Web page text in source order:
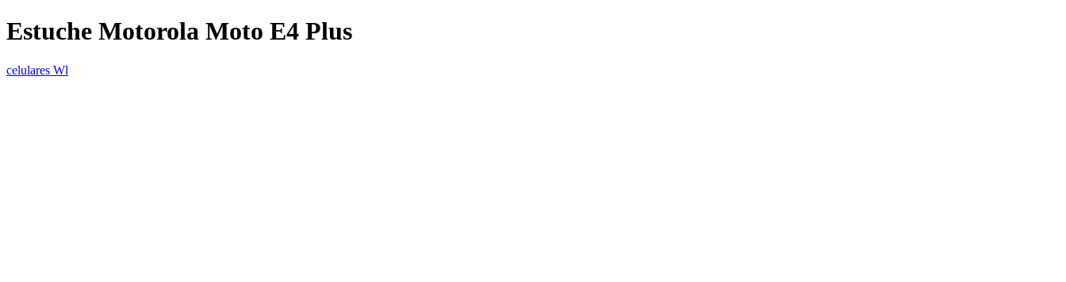
Estuche Motorola Moto E4 Plus
celulares Wl